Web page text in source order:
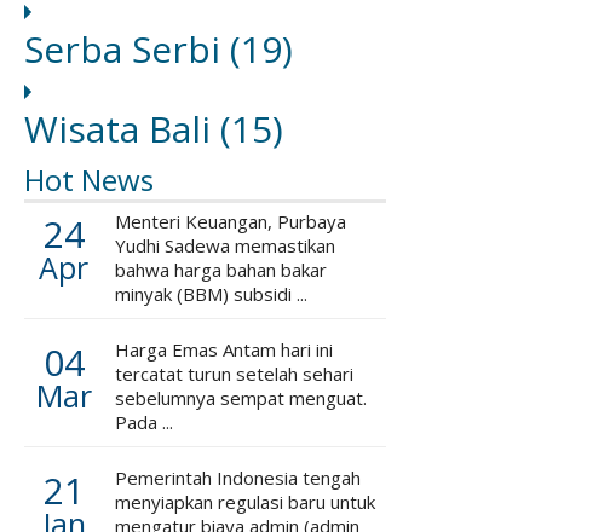
Serba Serbi (19)
Wisata Bali (15)
Hot News
24
Apr
Menteri Keuangan, Purbaya
Yudhi Sadewa memastikan
bahwa harga bahan bakar
minyak (BBM) subsidi ...
04
Mar
Harga Emas Antam hari ini
tercatat turun setelah sehari
sebelumnya sempat menguat.
Pada ...
21
Jan
Pemerintah Indonesia tengah
menyiapkan regulasi baru untuk
mengatur biaya admin (admin